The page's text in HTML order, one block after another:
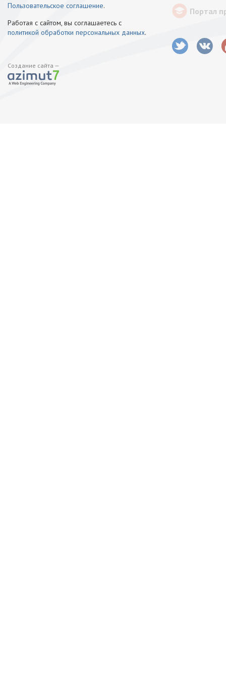
Пользовательское соглашение.
Работая с сайтом, вы соглашаетесь с
политикой обработки персональных данных.
Создание сайта —
Портал